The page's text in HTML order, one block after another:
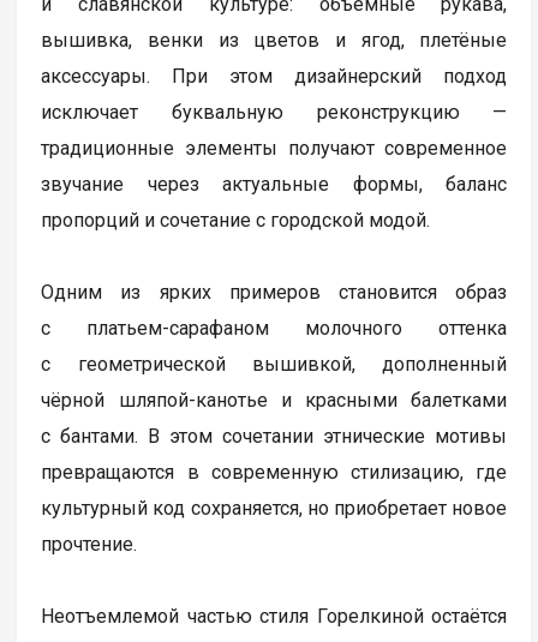
и славянской культуре: объёмные рукава,
вышивка, венки из цветов и ягод, плетёные
аксессуары. При этом дизайнерский подход
исключает буквальную реконструкцию —
традиционные элементы получают современное
звучание через актуальные формы, баланс
пропорций и сочетание с городской модой.
Одним из ярких примеров становится образ
с платьем-сарафаном молочного оттенка
с геометрической вышивкой, дополненный
чёрной шляпой-канотье и красными балетками
с бантами. В этом сочетании этнические мотивы
превращаются в современную стилизацию, где
культурный код сохраняется, но приобретает новое
прочтение.
Неотъемлемой частью стиля Горелкиной остаётся